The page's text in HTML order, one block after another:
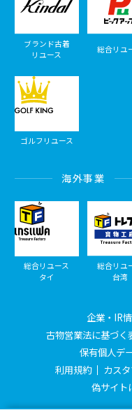
ブランド古着
リユース
総合リユ
ゴルフリユース
海外事業
総合リユース
タイ
総合リユ
台湾
企業・IR
古物営業法に基づく
保有個人デ
利用規約
カス
偽サイト